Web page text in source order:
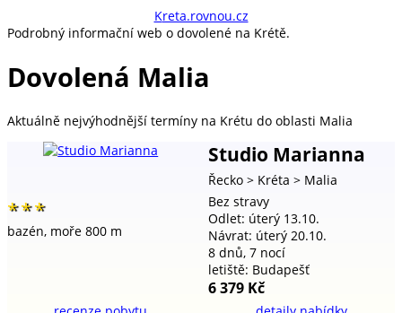
kreta.rovnou.cz
Podrobný informační web o dovolené na Krétě.
Dovolená Malia
Aktuálně nejvýhodnější termíny na Krétu do oblasti Malia
Studio Marianna
Řecko > Kréta > Malia
***
bazén, moře 800 m
Bez stravy
Odlet: úterý 13.10.
Návrat: úterý 20.10.
8 dnů, 7 nocí
letiště: Budapešť
6 379 Kč